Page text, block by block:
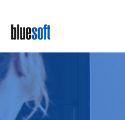
main
content